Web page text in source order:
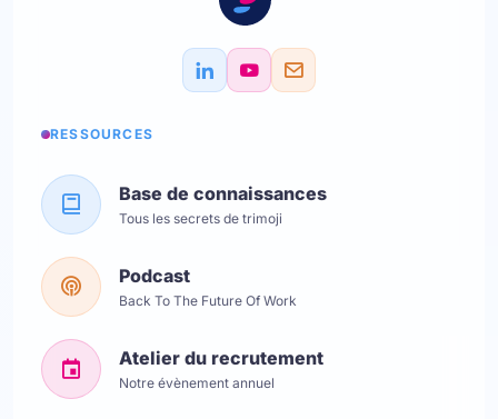
RESSOURCES
Base de connaissances
Tous les secrets de trimoji
Podcast
Back To The Future Of Work
Atelier du recrutement
Notre évènement annuel